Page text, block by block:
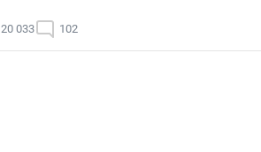
20 033 102